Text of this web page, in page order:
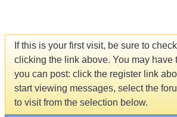
If this is your first visit, be sure to
clicking the link above. You may have
you can post: click the register link
start viewing messages, select the
to visit from the selection below.